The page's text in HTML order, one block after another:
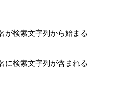
が検索文字列から始まる
に検索文字列が含まれる